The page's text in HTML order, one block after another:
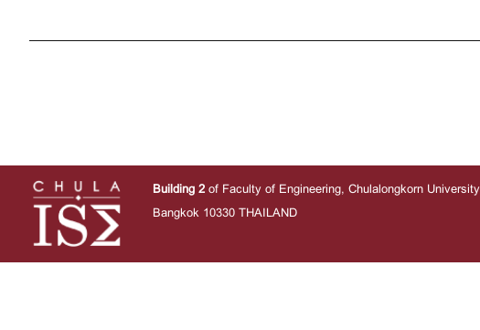
Building 2 of Faculty of Engineering, Chulalongkorn University
Bangkok 10330 THAILAND